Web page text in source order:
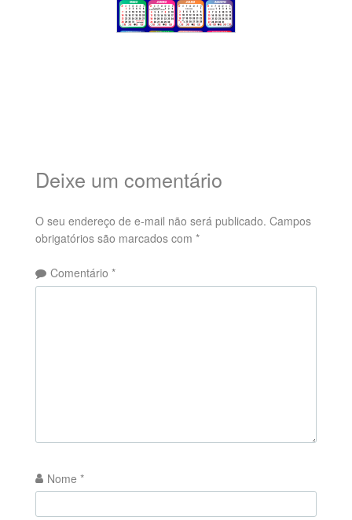
Deixe um comentário
O seu endereço de e-mail não será publicado. Campos
obrigatórios são marcados com *
Comentário *
Nome *